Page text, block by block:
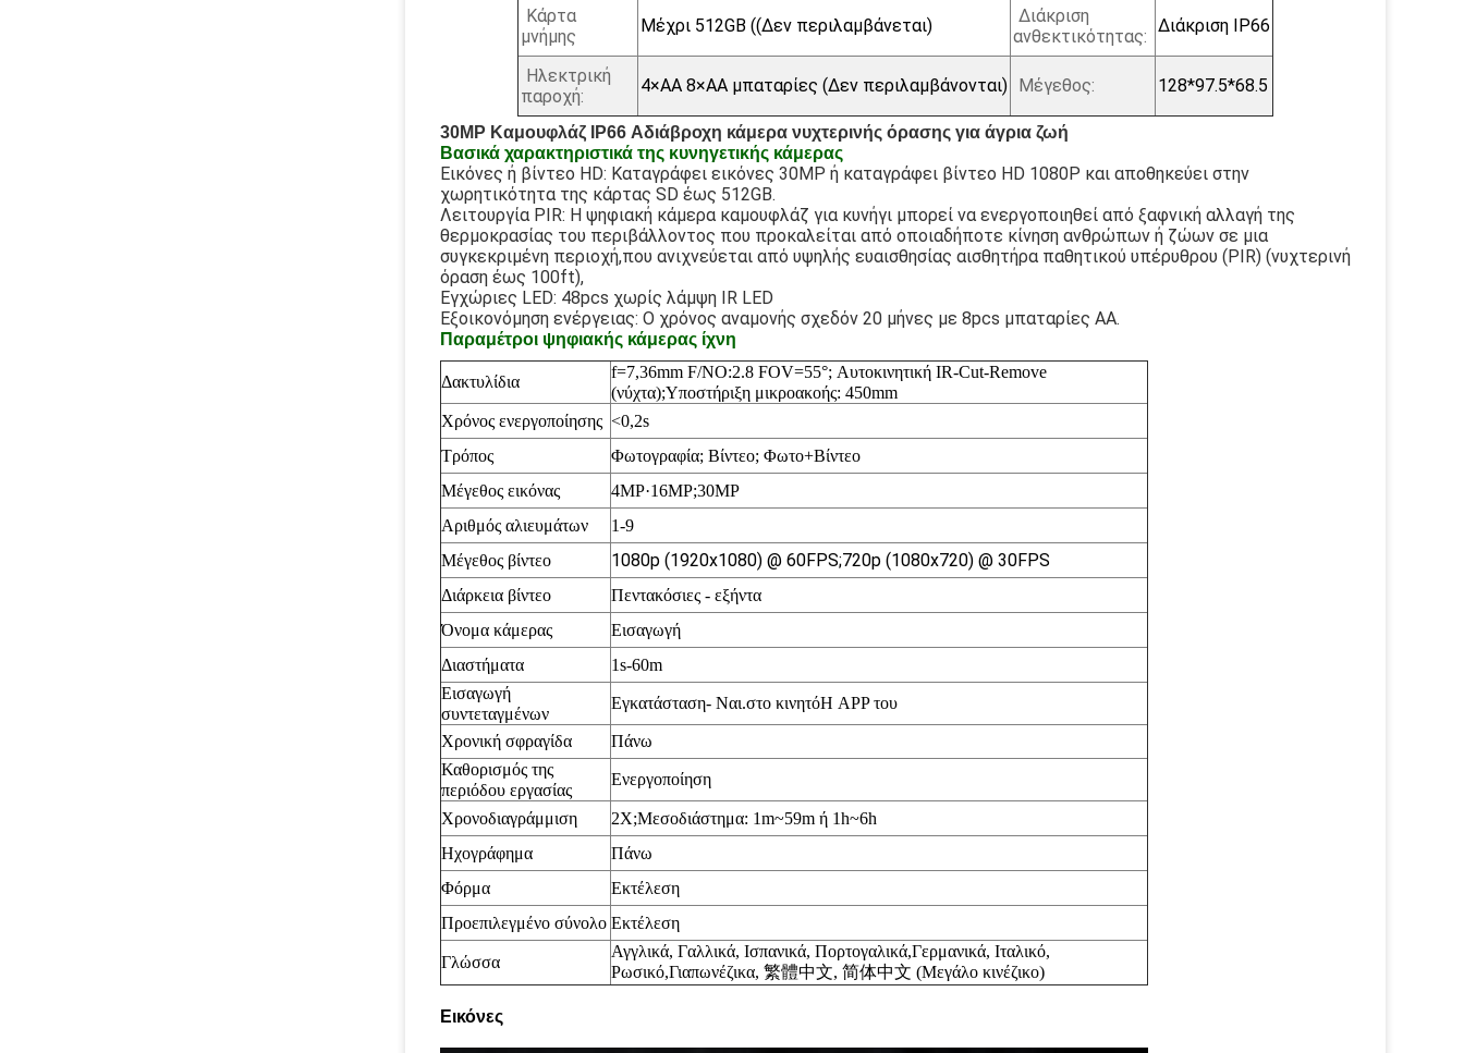
Κάρτα
μνήμης
Μέχρι 512GB ((Δεν περιλαμβάνεται)
Διάκριση
ανθεκτικότητας:
Διάκριση IP66
Ηλεκτρική
παροχή:
4×AA 8×AA μπαταρίες (Δεν περιλαμβάνονται) Μέγεθος: 128*97.5*68.5
30MP Καμουφλάζ IP66 Αδιάβροχη κάμερα νυχτερινής όρασης για άγρια ζωή
Βασικά χαρακτηριστικά της κυνηγετικής κάμερας
Εικόνες ή βίντεο HD: Καταγράφει εικόνες 30MP ή καταγράφει βίντεο HD 1080P και αποθηκεύει στην
χωρητικότητα της κάρτας SD έως 512GB.
Λειτουργία PIR: Η ψηφιακή κάμερα καμουφλάζ για κυνήγι μπορεί να ενεργοποιηθεί από ξαφνική αλλαγή της
θερμοκρασίας του περιβάλλοντος που προκαλείται από οποιαδήποτε κίνηση ανθρώπων ή ζώων σε μια
συγκεκριμένη περιοχή,που ανιχνεύεται από υψηλής ευαισθησίας αισθητήρα παθητικού υπέρυθρου (PIR) (νυχτερινή
όραση έως 100ft),
Εγχώριες LED: 48pcs χωρίς λάμψη IR LED
Εξοικονόμηση ενέργειας: Ο χρόνος αναμονής σχεδόν 20 μήνες με 8pcs μπαταρίες AA.
Παραμέτροι ψηφιακής κάμερας ίχνη
Δακτυλίδια
f=7,36mm F/NO:2.8 FOV=55°; Αυτοκινητική IR-Cut-Remove
(νύχτα);Υποστήριξη μικροακοής: 450mm
Χρόνος ενεργοποίησης <0,2s
Τρόπος
Φωτογραφία; Βίντεο; Φωτο+Βίντεο
Μέγεθος εικόνας
4MP·16MP;30MP
Αριθμός αλιευμάτων
1-9
Μέγεθος βίντεο
1080p (1920x1080) @ 60FPS;720p (1080x720) @ 30FPS
Διάρκεια βίντεο
Πεντακόσιες - εξήντα
Όνομα κάμερας
Εισαγωγή
Διαστήματα
1s-60m
Εισαγωγή
συντεταγμένων
Εγκατάσταση- Ναι.στο κινητόΗ APP του
Χρονική σφραγίδα
Πάνω
Καθορισμός της
περιόδου εργασίας
Ενεργοποίηση
Χρονοδιαγράμμιση
2X;Μεσοδιάστημα: 1m~59m ή 1h~6h
Ηχογράφημα
Πάνω
Φόρμα
Εκτέλεση
Προεπιλεγμένο σύνολο Εκτέλεση
Γλώσσα
Αγγλικά, Γαλλικά, Ισπανικά, Πορτογαλικά,Γερμανικά, Ιταλικό,
Ρωσικό,Γιαπωνέζικα, 繁體中文, 简体中文 (Μεγάλο κινέζικο)
Εικόνες